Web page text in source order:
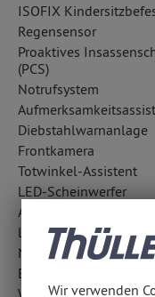
ISOFIX
Regensensor
Proaktives
(PCS)
Notrufsystem
Diebstahlwarnanlage
Frontkamera
Totwinkel-Assistent
LED-Scheinwerfer
Außentemperatur
Lichtsensor
Notbremsassistent
Elektr.
Wegfahrsperre
Wir verwenden